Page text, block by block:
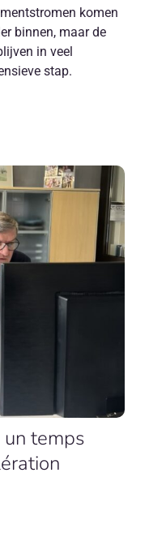
komen
binnen, maar de
in veel
stap.
temps